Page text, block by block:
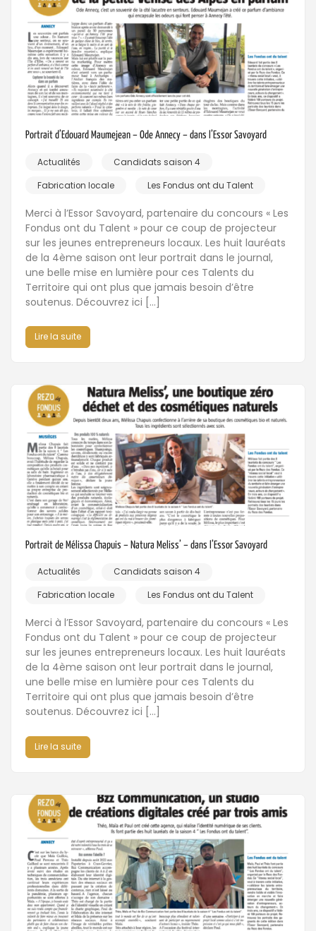
Portrait d’Edouard Maumejean – Ode Annecy – dans l’Essor Savoyard
Actualités Candidats saison 4
Fabrication locale Les Fondus ont du Talent
Merci à l’Essor Savoyard, partenaire du concours « Les
Fondus ont du Talent » pour ce coup de projecteur
sur les jeunes entrepreneurs locaux. Les huit lauréats
de la 4ème saison ont leur portrait dans le journal,
une belle mise en lumière pour ces Talents du
Territoire qui ont plus que jamais besoin d’être
soutenus. Découvrez ici […]
Lire la suite
Portrait de Mélissa Chapuis – Natura Meliss’ – dans l’Essor Savoyard
Actualités Candidats saison 4
Fabrication locale Les Fondus ont du Talent
Merci à l’Essor Savoyard, partenaire du concours « Les
Fondus ont du Talent » pour ce coup de projecteur
sur les jeunes entrepreneurs locaux. Les huit lauréats
de la 4ème saison ont leur portrait dans le journal,
une belle mise en lumière pour ces Talents du
Territoire qui ont plus que jamais besoin d’être
soutenus. Découvrez ici […]
Lire la suite